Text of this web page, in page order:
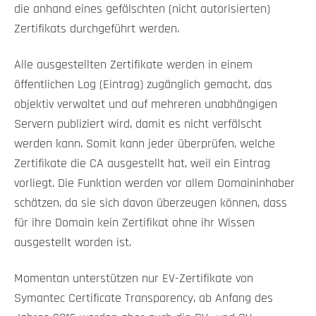
die anhand eines gefälschten (nicht autorisierten)
Zertifikats durchgeführt werden.
Alle ausgestellten Zertifikate werden in einem
öffentlichen Log (Eintrag) zugänglich gemacht, das
objektiv verwaltet und auf mehreren unabhängigen
Servern publiziert wird, damit es nicht verfälscht
werden kann. Somit kann jeder überprüfen, welche
Zertifikate die CA ausgestellt hat, weil ein Eintrag
vorliegt. Die Funktion werden vor allem Domaininhaber
schätzen, da sie sich davon überzeugen können, dass
für ihre Domain kein Zertifikat ohne ihr Wissen
ausgestellt worden ist.
Momentan unterstützen nur EV-Zertifikate von
Symantec Certificate Transparency, ab Anfang des